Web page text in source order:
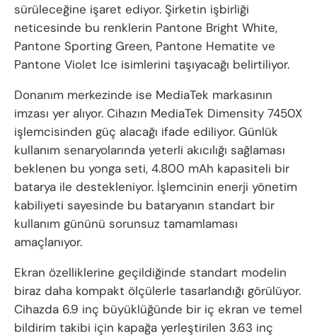
sürüleceğine işaret ediyor. Şirketin işbirliği
neticesinde bu renklerin Pantone Bright White,
Pantone Sporting Green, Pantone Hematite ve
Pantone Violet Ice isimlerini taşıyacağı belirtiliyor.
Donanım merkezinde ise MediaTek markasının
imzası yer alıyor. Cihazın MediaTek Dimensity 7450X
işlemcisinden güç alacağı ifade ediliyor. Günlük
kullanım senaryolarında yeterli akıcılığı sağlaması
beklenen bu yonga seti, 4.800 mAh kapasiteli bir
batarya ile destekleniyor. İşlemcinin enerji yönetim
kabiliyeti sayesinde bu bataryanın standart bir
kullanım gününü sorunsuz tamamlaması
amaçlanıyor.
Ekran özelliklerine geçildiğinde standart modelin
biraz daha kompakt ölçülerle tasarlandığı görülüyor.
Cihazda 6.9 inç büyüklüğünde bir iç ekran ve temel
bildirim takibi için kapağa yerleştirilen 3.63 inç